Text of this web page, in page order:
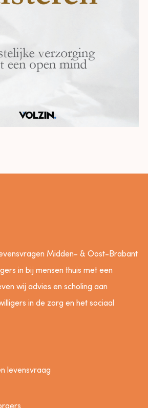
Midden- & Oost-Brabant
in bij mensen thuis met een
wij advies en scholing aan
in de zorg en het sociaal
levensvraag